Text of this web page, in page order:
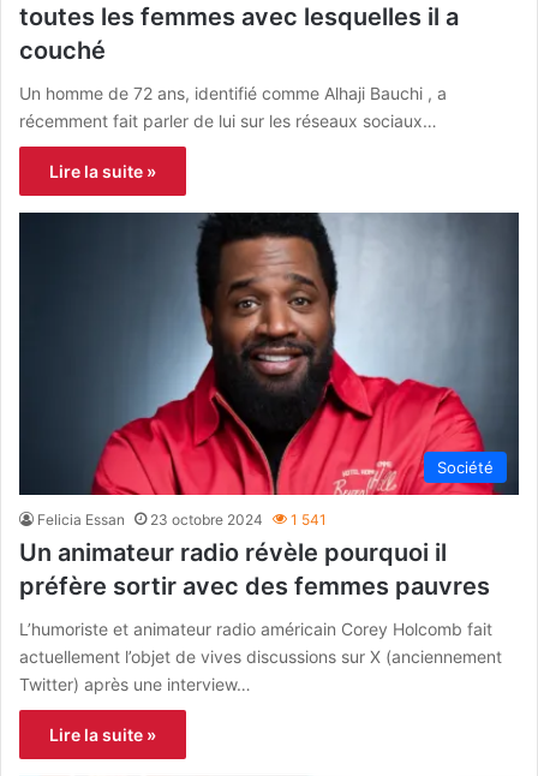
toutes les femmes avec lesquelles il a
couché
Un homme de 72 ans, identifié comme Alhaji Bauchi , a
récemment fait parler de lui sur les réseaux sociaux…
Lire la suite »
Société
Felicia Essan 23 octobre 2024 1 541
Un animateur radio révèle pourquoi il
préfère sortir avec des femmes pauvres
L’humoriste et animateur radio américain Corey Holcomb fait
actuellement l’objet de vives discussions sur X (anciennement
Twitter) après une interview…
Lire la suite »